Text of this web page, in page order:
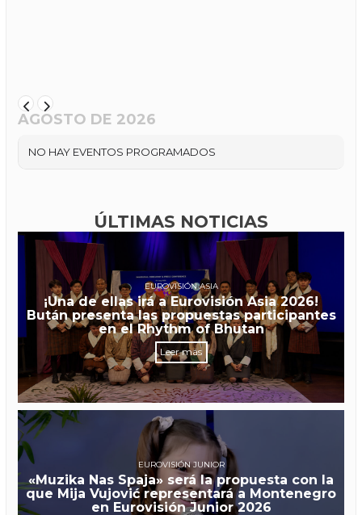
AGOSTO DE 2026
NO HAY EVENTOS PROGRAMADOS
ÚLTIMAS NOTICIAS
EUROVISIÓN ASIA
¡Una de ellas irá a Eurovisión Asia 2026!
Bután presenta las propuestas participantes
en el Rhythm of Bhutan
Leer más
EUROVISIÓN JUNIOR
«Muzika Nas Spaja» será la propuesta con la
que Mija Vujović representará a Montenegro
en Eurovisión Junior 2026